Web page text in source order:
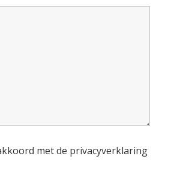
met de privacyverklaring